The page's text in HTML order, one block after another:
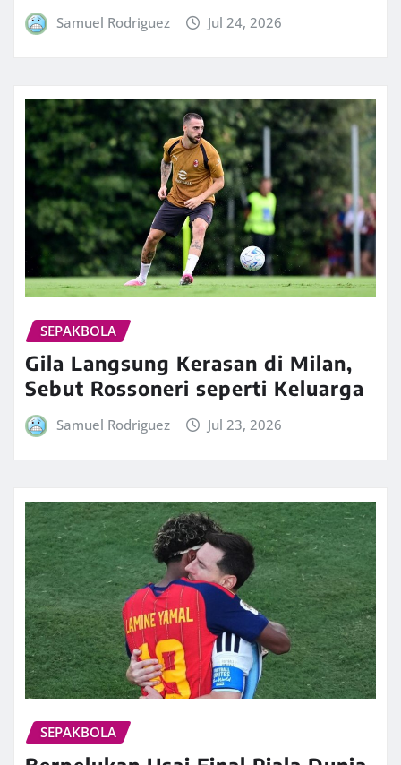
Samuel Rodriguez Jul 24, 2026
SEPAKBOLA
Gila Langsung Kerasan di Milan,
Sebut Rossoneri seperti Keluarga
Samuel Rodriguez Jul 23, 2026
SEPAKBOLA